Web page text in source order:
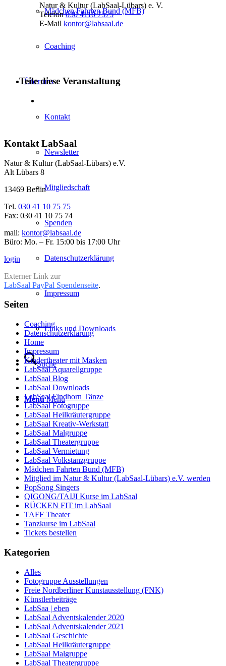
Mädchen Fahrten Bund (MFB)
Coaching
Über uns
Kontakt
Newsletter
Mitgliedschaft
Spenden
Datenschutzerklärung
Impressum
Links und Downloads
Suche
Menü Menü
Natur & Kultur (LabSaal-Lübars) e. V.
Telefon 030 4110 7575
E-Mail kontor@labsaal.de
Teile diese Veranstaltung
Kontakt LabSaal
Natur & Kultur (LabSaal-Lübars) e.V.
Alt Lübars 8
13469 Berlin
Tel. 030 41 10 75 75
Fax: 030 41 10 75 74
mail: kontor@labsaal.de
Büro: Mo. – Fr. 15:00 bis 17:00 Uhr
login
Externer Link zur
LabSaal PayPal Spendenseite.
Seiten
Coaching
Datenschutzerklärung
Home
Impressum
Kindertheater mit Masken
LabSaal Aquarellgruppe
LabSaal Blog
LabSaal Downloads
LabSaal Findhorn Tänze
LabSaal Fotogruppe
LabSaal Heilkräutergruppe
LabSaal Kreativ-Werkstatt
LabSaal Malgruppe
LabSaal Theatergruppe
LabSaal Vermietung
LabSaal Volkstanzgruppe
Mädchen Fahrten Bund (MFB)
Mitglied im Natur & Kultur (LabSaal-Lübars) e.V. werden
PopSong Singers
QIGONG/TAIJI Kurse im LabSaal
RÜCKEN FIT im LabSaal
TAFF Theater
Tanzkurse im LabSaal
Tickets bestellen
Kategorien
Alles
Fotogruppe Ausstellungen
Freie Nordberliner Kunstausstellung (FNK)
Künstlerbeiträge
LabSaa | eben
LabSaal Adventskalender 2020
LabSaal Adventskalender 2021
LabSaal Geschichte
LabSaal Heilkräutergruppe
LabSaal Malgruppe
LabSaal Theatergruppe